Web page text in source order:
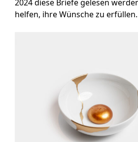
2024 diese Briefe gelesen
helfen, ihre Wünsche zu erfüllen.